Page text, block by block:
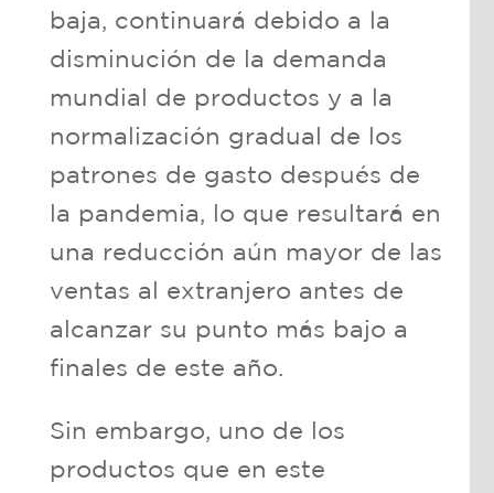
baja, continuará debido a la
disminución de la demanda
mundial de productos y a la
normalización gradual de los
patrones de gasto después de
la pandemia, lo que resultará en
una reducción aún mayor de las
ventas al extranjero antes de
alcanzar su punto más bajo a
finales de este año.
Sin embargo, uno de los
productos que en este